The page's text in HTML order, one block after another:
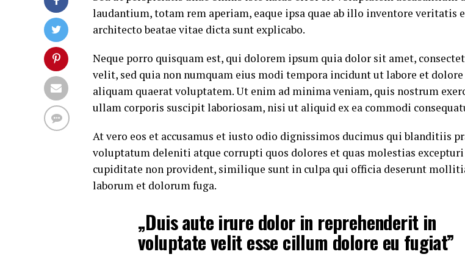
laudantium, totam rem aperiam, eaque ipsa quae ab illo inventore veritatis
architecto beatae vitae dicta sunt explicabo.
Neque porro quisquam est, qui dolorem ipsum quia dolor sit amet,
velit, sed quia non numquam eius modi tempora incidunt ut labore et
aliquam quaerat voluptatem. Ut enim ad minima veniam, quis nostrum
ullam corporis suscipit laboriosam, nisi ut aliquid ex ea commodi
At vero eos et accusamus et iusto odio dignissimos ducimus qui blanditiis
voluptatum deleniti atque corrupti quos dolores et quas molestias
cupiditate non provident, similique sunt in culpa qui officia deserunt
laborum et dolorum fuga.
„Duis aute irure dolor in reprehenderit in
voluptate velit esse cillum dolore eu fugiat”